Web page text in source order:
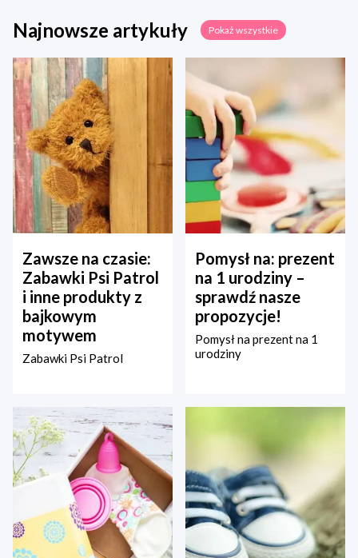
Najnowsze artykuły Pokaż wszystkie
Zawsze na czasie:
Zabawki Psi Patrol
i inne produkty z
bajkowym
motywem
Zabawki Psi Patrol
Pomysł na: prezent
na 1 urodziny –
sprawdź nasze
propozycje!
Pomysł na prezent na 1
urodziny